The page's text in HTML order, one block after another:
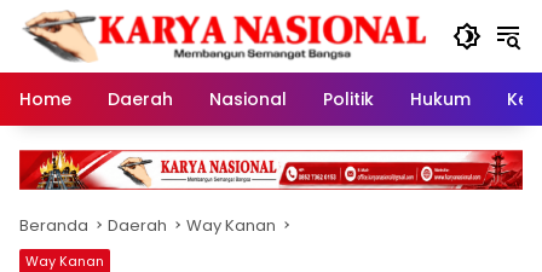
Langsung
konten
Home
Daerah Nasional Politik Hukum
Beranda Daerah Way Kanan
Way Kanan